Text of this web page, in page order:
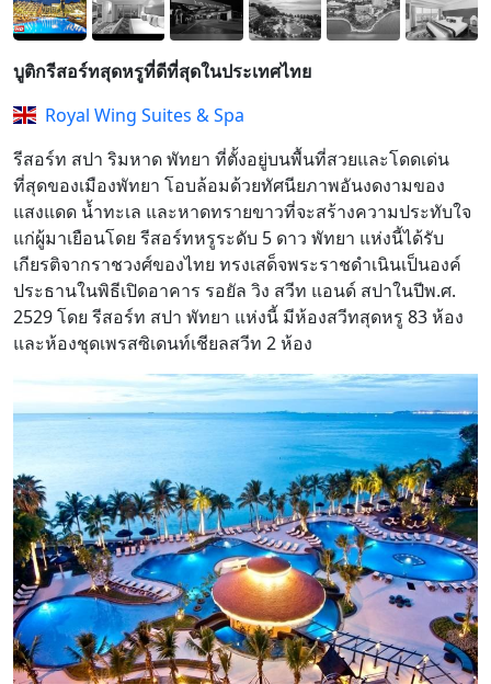
บูติกรีสอร์ทสุดหรูที่ดีที่สุดในประเทศไทย
Royal Wing Suites & Spa
รีสอร์ท สปา ริมหาด พัทยา ที่ตั้งอยู่บนพื้นที่สวยและโดดเด่น
ที่สุดของเมืองพัทยา โอบล้อมด้วยทัศนียภาพอันงดงามของ
แสงแดด น้ำทะเล และหาดทรายขาวที่จะสร้างความประทับใจ
แก่ผู้มาเยือนโดย รีสอร์ทหรูระดับ 5 ดาว พัทยา แห่งนี้ได้รับ
เกียรติจากราชวงศ์ของไทย ทรงเสด็จพระราชดำเนินเป็นองค์
ประธานในพิธีเปิดอาคาร รอยัล วิง สวีท แอนด์ สปาในปีพ.ศ.
2529 โดย รีสอร์ท สปา พัทยา แห่งนี้ มีห้องสวีทสุดหรู 83 ห้อง
และห้องชุดเพรสซิเดนท์เชียลสวีท 2 ห้อง